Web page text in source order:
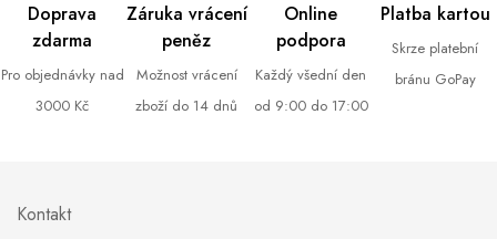
Doprava
zdarma
Pro objednávky nad
3000 Kč
Záruka vrácení
peněz
Možnost vrácení
zboží do 14 dnů
Online
podpora
Každý všední den
od 9:00 do 17:00
Platba kartou
Skrze platební
bránu GoPay
Kontakt